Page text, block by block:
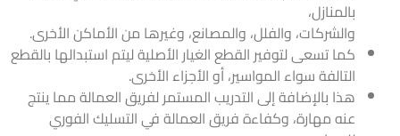
بالمنازل،
والشركات، والفلل، والمصانع، وغيرها من الأماكن الأخرى.
كما تسعى لتوفير القطع الغيار الأصلية ليتم استبدالها بالقطع
التالفة سواء المواسير، أو الأجزاء الأخرى.
هذا بالإضافة إلى التدريب المستمر لفريق العمالة مما ينتج
عنه مهارة، وكفاءة فريق العمالة في التسليك الفوري